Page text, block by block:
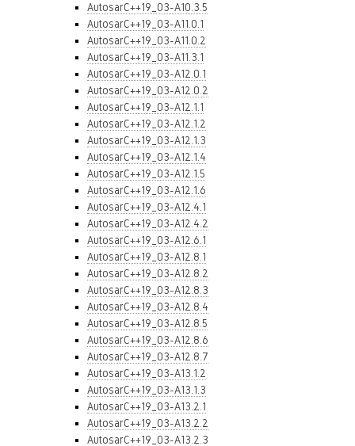
AutosarC++19_03-A10.3.5
AutosarC++19_03-A11.0.1
AutosarC++19_03-A11.0.2
AutosarC++19_03-A11.3.1
AutosarC++19_03-A12.0.1
AutosarC++19_03-A12.0.2
AutosarC++19_03-A12.1.1
AutosarC++19_03-A12.1.2
AutosarC++19_03-A12.1.3
AutosarC++19_03-A12.1.4
AutosarC++19_03-A12.1.5
AutosarC++19_03-A12.1.6
AutosarC++19_03-A12.4.1
AutosarC++19_03-A12.4.2
AutosarC++19_03-A12.6.1
AutosarC++19_03-A12.8.1
AutosarC++19_03-A12.8.2
AutosarC++19_03-A12.8.3
AutosarC++19_03-A12.8.4
AutosarC++19_03-A12.8.5
AutosarC++19_03-A12.8.6
AutosarC++19_03-A12.8.7
AutosarC++19_03-A13.1.2
AutosarC++19_03-A13.1.3
AutosarC++19_03-A13.2.1
AutosarC++19_03-A13.2.2
AutosarC++19_03-A13.2.3